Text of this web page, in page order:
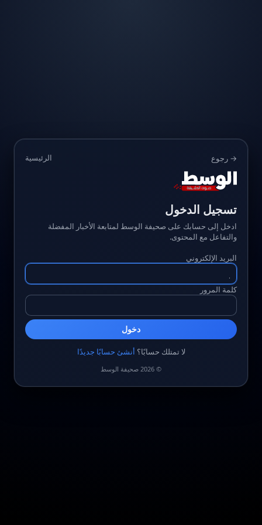
→ رجوع الرئيسية
تسجيل الدخول
ادخل إلى حسابك على صحيفة الوسط لمتابعة الأخبار المفضلة
والتفاعل مع المحتوى.
البريد الإلكتروني
كلمة المرور
دخول
لا تمتلك حسابًا؟ أنشئ حسابًا جديدًا
© 2026 صحيفة الوسط